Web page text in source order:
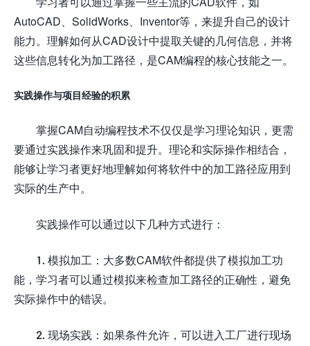
AutoCAD、SolidWorks、Inventor等，来提升自己的设计
能力。理解如何从CAD设计中提取关键的几何信息，并将
这些信息转化为加工路径，是CAM编程的核心技能之一。
实践操作与项目经验的积累
掌握CAM自动编程技术不仅仅是学习理论知识，更需
要通过实践操作来巩固和提升。理论和实际操作相结合，
能够让学习者更好地理解如何将软件中的加工路径应用到
实际的生产中。
实践操作可以通过以下几种方式进行：
1. 模拟加工：大多数CAM软件都提供了模拟加工功
能，学习者可以通过模拟来检查加工路径的正确性，避免
实际操作中的错误。
2. 现场实践：如果条件允许，可以进入工厂进行现场